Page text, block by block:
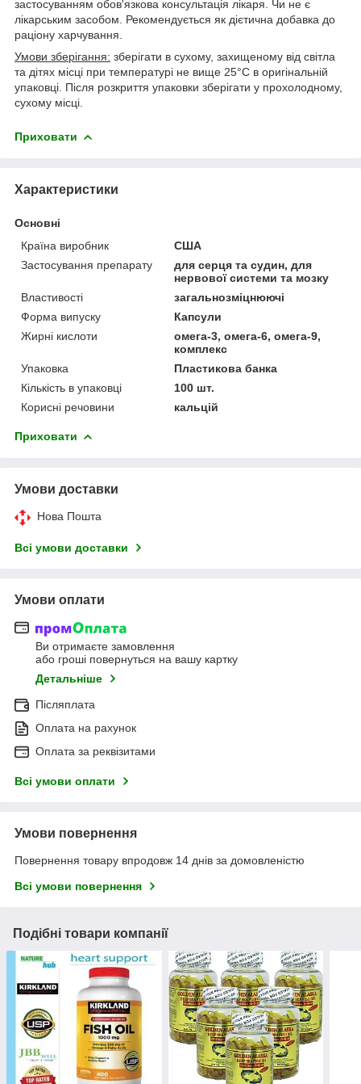
застосуванням обов'язкова консультація лікаря. Чи не є
лікарським засобом. Рекомендується як дієтична добавка до
раціону харчування.
Умови зберігання: зберігати в сухому, захищеному від світла
та дітях місці при температурі не вище 25°С в оригінальній
упаковці. Після розкриття упаковки зберігати у прохолодному,
сухому місці.
Приховати
Характеристики
Основні
Країна виробник
США
Застосування препарату
для серця та судин, для
нервової системи та мозку
Властивості
загальнозміцнюючі
Форма випуску
Капсули
Жирні кислоти
омега-3, омега-6, омега-9,
комплекс
Упаковка
Пластикова банка
Кількість в упаковці
100 шт.
Корисні речовини
кальцій
Приховати
Умови доставки
Нова Пошта
Всі умови доставки
Умови оплати
Ви отримаєте замовлення
або гроші повернуться на вашу картку
Детальніше
Післяплата
Оплата на рахунок
Оплата за реквізитами
Всі умови оплати
Умови повернення
Повернення товару впродовж 14 днів за домовленістю
Всі умови повернення
Подібні товари компанії